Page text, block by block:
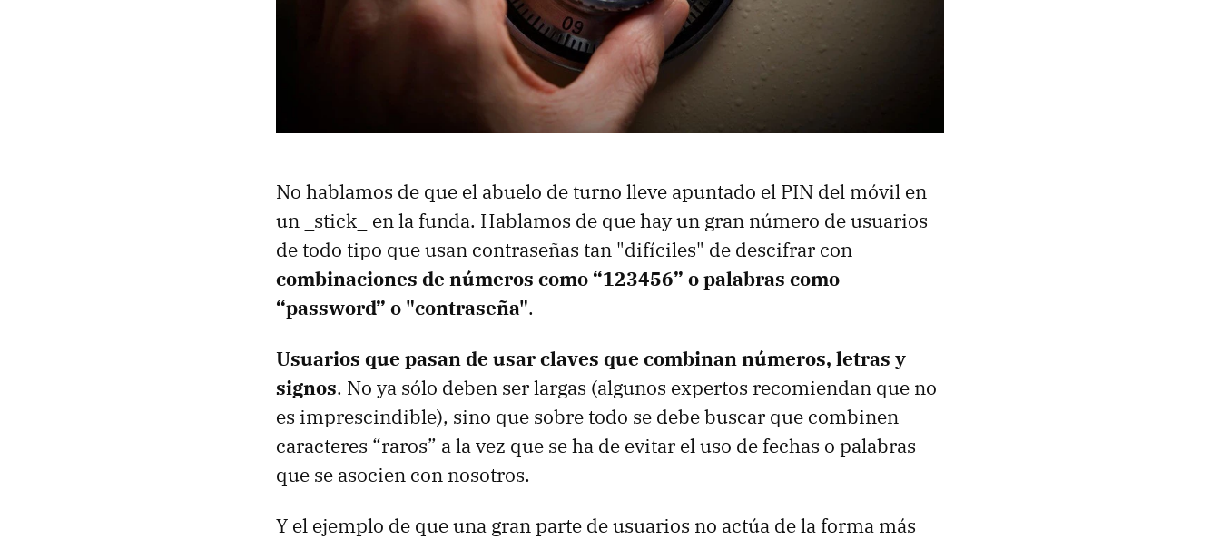
No hablamos de que el abuelo de turno lleve apuntado el PIN del móvil en
un _stick_ en la funda. Hablamos de que hay un gran número de usuarios
de todo tipo que usan contraseñas tan "difíciles" de descifrar con
combinaciones de números como “123456” o palabras como
“password” o "contraseña".
Usuarios que pasan de usar claves que combinan números, letras y
signos. No ya sólo deben ser largas (algunos expertos recomiendan que no
es imprescindible), sino que sobre todo se debe buscar que combinen
caracteres “raros” a la vez que se ha de evitar el uso de fechas o palabras
que se asocien con nosotros.
Y el ejemplo de que una gran parte de usuarios no actúa de la forma más